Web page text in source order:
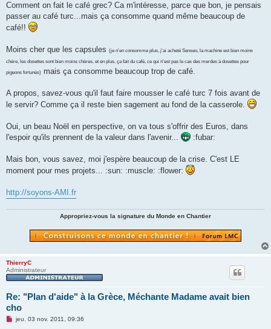
s
a
g
e
o
n
l
Comment on fait le café grec? Ca m'intéresse, parce que bon, je pensais
passer au café turc...mais ça consomme quand même beaucoup de
café!!
Moins cher que les capsules (je n'en consomme plus, j'ai acheté Senseo, la machine est bien moins
chère, les dosettes sont bien moins chères, et en plus, ça fait du café, ce qui n'est pas le cas des merdes à dosettes pour
pigeons fortunés) mais ça consomme beaucoup trop de café.
A propos, savez-vous qu'il faut faire mousser le café turc 7 fois avant de
le servir? Comme ça il reste bien sagement au fond de la casserole.
Oui, un beau Noël en perspective, on va tous s'offrir des Euros, dans
l'espoir qu'ils prennent de la valeur dans l'avenir...
:fubar:
Mais bon, vous savez, moi j'espère beaucoup de la crise. C'est LE
moment pour mes projets... :sun: :muscle: :flower:
http://soyons-AMI.fr
Appropriez-vous la signature du Monde en Chantier
ThierryC
Administrateur
Re: "Plan d'aide" à la Grèce, Méchante Madame avait bien
cho
Mjeu. 03 nov. 2011, 09:36